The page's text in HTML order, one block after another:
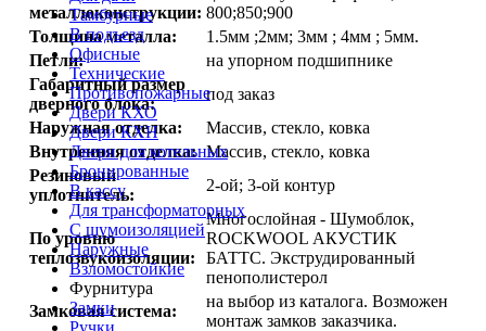
Тамбурные
В подъезд
Офисные
Технические
Противопожарные
Двери КХО
Двери КХН
Двери для котельных
Бронированные
В кассу
Для трансформаторных
С шумоизоляцией
Наружные
Взломостойкие
Фурнитура
Замки
Ручки
металлоконструкции: 800;850;900
Толщина металла:
1.5мм ;2мм; 3мм ; 4мм ; 5мм.
Петли:
на упорном подшипнике
Габаритный размер
дверного блока:
под заказ
Наружная отделка:
Массив, стекло, ковка
Внутренняя отделка: Массив, стекло, ковка
Резиновый
уплотнитель:
2-ой; 3-ой контур
По уровню
теплозвукоизоляции:
Многослойная - Шумоблок,
ROCKWOOL АКУСТИК
БАТТС. Экструдированный
пенополистерол
Замковая система:
на выбор из каталога. Возможен
монтаж замков заказчика.